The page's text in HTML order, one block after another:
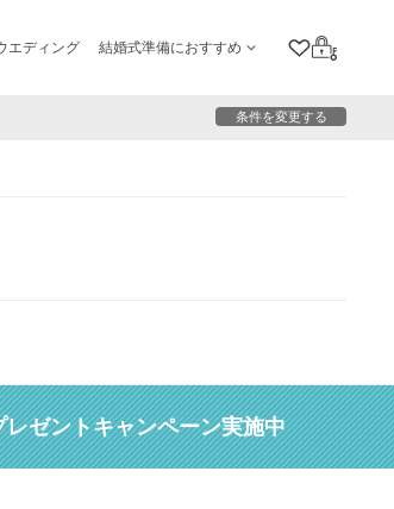
エディング 結婚式準備におすすめ
クリップリスト
ログイン
条件を変更する
ゼントキャンペーン実施中